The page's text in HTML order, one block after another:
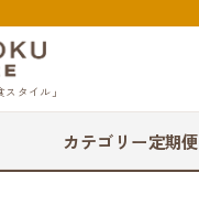
タイル」
カテゴリー定期便